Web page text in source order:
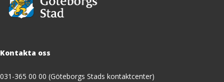
Kontakta oss
031-365 00 00 (Göteborgs Stads kontaktcenter)